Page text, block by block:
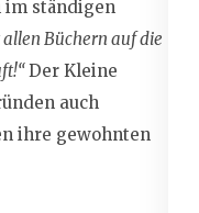
im ständigen
allen Büchern auf die
Der Kleine
auch
ihre gewohnten